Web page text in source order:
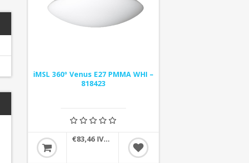
iMSL 360º Venus E27 PMMA WHI –
818423
€83,46 IVA incluído